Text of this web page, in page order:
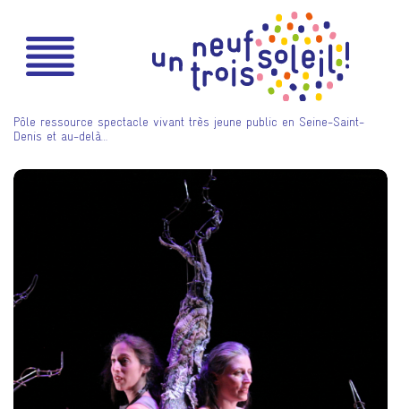
Pôle ressource spectacle vivant très jeune public en Seine-Saint-
Denis et au-delà…